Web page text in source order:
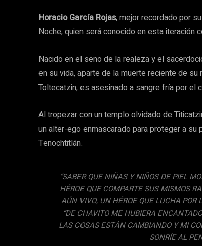
Horacio García Rojas, mejor recordado por
Noche, quien será conocido en esta iteración
Nacido en el seno de la realeza y el
en su vida, aparte de la muerte reciente de
Toltecatzin, es asesinado a sangre fría por el
Al tropezar con un templo olvidado de
un alter-ego enmascarado para proteger a
Tenochtitlán.
“SABER QUE NIÑAS Y NIÑOS DE PIEL
HÉROE QUE COMPARTE SUS MISMOS
AÚN VIVO, UN HÉROE QUE LUCHA POR
“DE CHAVITO ME HUBIERA
LAS COSAS ESTÁN CAMBIANDO Y MI
SONRÍE AL